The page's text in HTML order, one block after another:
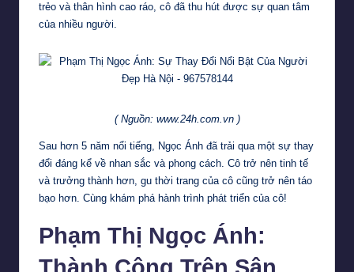
trẻo và thân hình cao ráo, cô đã thu hút được sự quan tâm
của nhiều người.
( Nguồn: www.24h.com.vn )
Sau hơn 5 năm nổi tiếng, Ngọc Ánh đã trải qua một sự thay
đổi đáng kể về nhan sắc và phong cách. Cô trở nên tinh tế
và trưởng thành hơn, gu thời trang của cô cũng trở nên táo
bạo hơn. Cùng khám phá hành trình phát triển của cô!
Phạm Thị Ngọc Ánh: